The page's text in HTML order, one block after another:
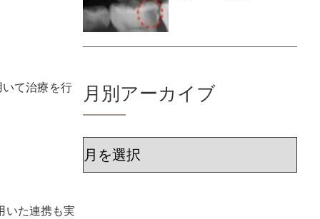
て治療を行
いた連携も実
月別アーカイブ
ア
ー